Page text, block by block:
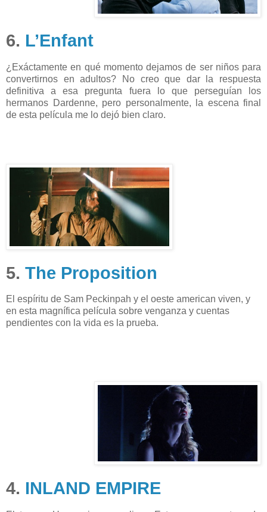
6. L’Enfant
¿Exáctamente en qué momento dejamos de ser niños para
convertirnos en adultos? No creo que dar la respuesta
definitiva a esa pregunta fuera lo que perseguían los
hermanos Dardenne, pero personalmente, la escena final
de esta película me lo dejó bien claro.
5. The Proposition
El espíritu de Sam Peckinpah y el oeste american viven, y
en esta magnífica película sobre venganza y cuentas
pendientes con la vida es la prueba.
4. INLAND EMPIRE